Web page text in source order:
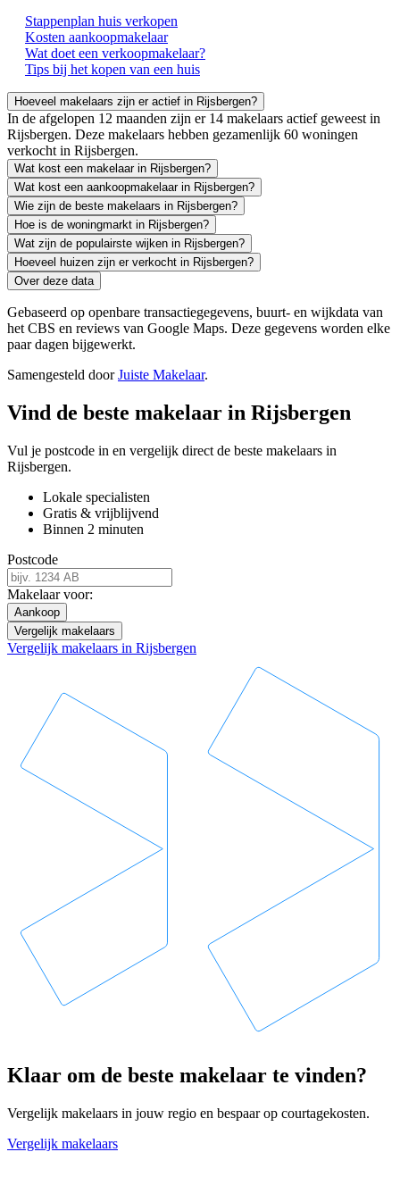
Stappenplan huis verkopen
Kosten aankoopmakelaar
Wat doet een verkoopmakelaar?
Tips bij het kopen van een huis
Hoeveel makelaars zijn er actief in Rijsbergen?
In de afgelopen 12 maanden zijn er 14 makelaars actief geweest in
Rijsbergen. Deze makelaars hebben gezamenlijk 60 woningen
verkocht in Rijsbergen.
Wat kost een makelaar in Rijsbergen?
Wat kost een aankoopmakelaar in Rijsbergen?
Wie zijn de beste makelaars in Rijsbergen?
Hoe is de woningmarkt in Rijsbergen?
Wat zijn de populairste wijken in Rijsbergen?
Hoeveel huizen zijn er verkocht in Rijsbergen?
Over deze data
Gebaseerd op openbare transactiegegevens, buurt- en wijkdata van
het CBS en reviews van Google Maps. Deze gegevens worden elke
paar dagen bijgewerkt.
Samengesteld doorJuiste Makelaar.
Vind de beste makelaar in Rijsbergen
Vul je postcode in en vergelijk direct de beste makelaars in
Rijsbergen.
Lokale specialisten
Gratis & vrijblijvend
Binnen 2 minuten
Postcode
Makelaar voor:
Aankoop
Vergelijk makelaars
Vergelijk makelaars in Rijsbergen
Klaar om de beste makelaar te vinden?
Vergelijk makelaars in jouw regio en bespaar op courtagekosten.
Vergelijk makelaars